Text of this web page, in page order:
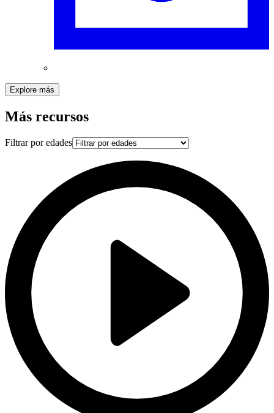
Explore más
Más recursos
Filtrar por edades